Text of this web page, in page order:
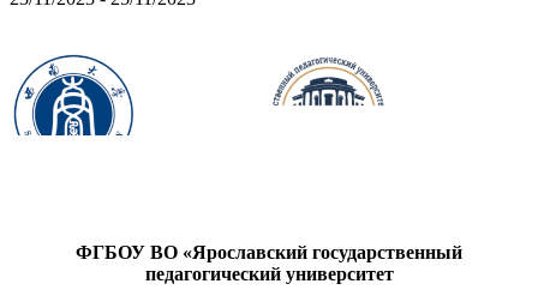
ФГБОУ ВО «Ярославский государственный
педагогический университет